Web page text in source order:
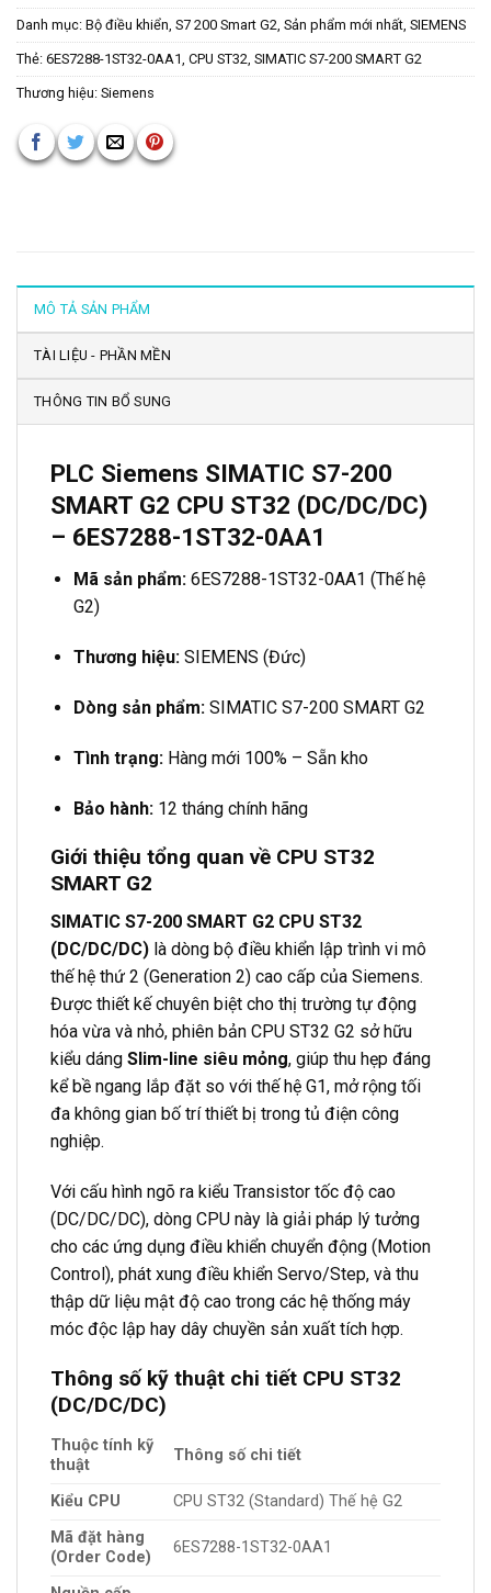
Danh mục: Bộ điều khiển, S7 200 Smart G2, Sản phẩm mới nhất, SIEMENS
Thẻ: 6ES7288-1ST32-0AA1, CPU ST32, SIMATIC S7-200 SMART G2
Thương hiệu: Siemens
MÔ TẢ SẢN PHẨM
TÀI LIỆU - PHẦN MỀN
THÔNG TIN BỔ SUNG
PLC Siemens SIMATIC S7-200
SMART G2 CPU ST32 (DC/DC/DC)
– 6ES7288-1ST32-0AA1
Mã sản phẩm:6ES7288-1ST32-0AA1 (Thế hệ
G2)
Thương hiệu:SIEMENS (Đức)
Dòng sản phẩm:SIMATIC S7-200 SMART G2
Tình trạng:Hàng mới 100% – Sẵn kho
Bảo hành:12 tháng chính hãng
Giới thiệu tổng quan về CPU ST32
SMART G2
SIMATIC S7-200 SMART G2 CPU ST32
(DC/DC/DC) là dòng bộ điều khiển lập trình vi mô
thế hệ thứ 2 (Generation 2) cao cấp của Siemens.
Được thiết kế chuyên biệt cho thị trường tự động
hóa vừa và nhỏ, phiên bản CPU ST32 G2 sở hữu
kiểu dáng Slim-line siêu mỏng, giúp thu hẹp đáng
kể bề ngang lắp đặt so với thế hệ G1, mở rộng tối
đa không gian bố trí thiết bị trong tủ điện công
nghiệp.
Với cấu hình ngõ ra kiểu Transistor tốc độ cao
(DC/DC/DC), dòng CPU này là giải pháp lý tưởng
cho các ứng dụng điều khiển chuyển động (Motion
Control), phát xung điều khiển Servo/Step, và thu
thập dữ liệu mật độ cao trong các hệ thống máy
móc độc lập hay dây chuyền sản xuất tích hợp.
Thông số kỹ thuật chi tiết CPU ST32
(DC/DC/DC)
Thuộc tính kỹ
thuật
Thông số chi tiết
Kiểu CPU
CPU ST32 (Standard) Thế hệ G2
Mã đặt hàng
(Order Code)
6ES7288-1ST32-0AA1